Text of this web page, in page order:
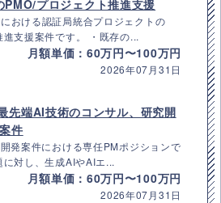
PMO/プロジェクト推進支援
おける認証局統合プロジェクトの
支援案件です。 ・既存の...
月額単価：60万円〜100万円
2026年07月31日
先端AI技術のコンサル、研究開
件
発案件における専任PMポジションで
対し、生成AIやAIエ...
月額単価：60万円〜100万円
2026年07月31日